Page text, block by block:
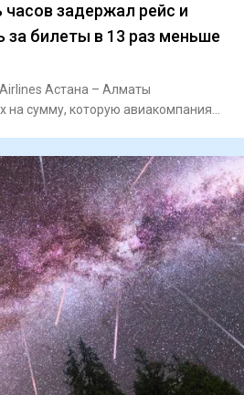
часов задержал рейс и
за билеты в 13 раз меньше
Астана – Алматы
на сумму, которую авиакомпания